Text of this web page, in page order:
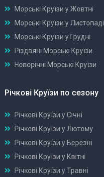
Морські Круїзи у Жовтні
Морські Круїзи у Листопаді
Морські Круїзи у Грудні
Різдвяні Морські Круїзи
Новорічні Морські Круїзи
Річкові Круїзи по сезону
Річкові Круїзи у Січні
Річкові Круїзи у Лютому
Річкові Круїзи у Березні
Річкові Круїзи у Квітні
Річкові Круїзи у Травні